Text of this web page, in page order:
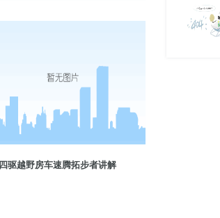
驱越野房车速腾拓步者讲解